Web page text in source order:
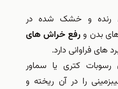
رنده و خشک شده در
بدن و رفع خراش های
های فراوانی دارد.
رسوبات كتری یا سماور
مقداری پوست سیب‎زمینی را در آن ریخته و